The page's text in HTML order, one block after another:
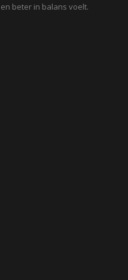
beter in balans voelt.